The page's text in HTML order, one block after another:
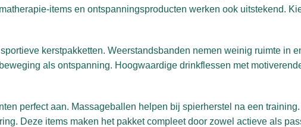
items en ontspanningsproducten werken ook uitstekend.
kerstpakketten. Weerstandsbanden nemen weinig ruimte in
als ontspanning. Hoogwaardige drinkflessen met
perfect aan. Massageballen helpen bij spierherstel na een
Deze items maken het pakket compleet door zowel actieve als